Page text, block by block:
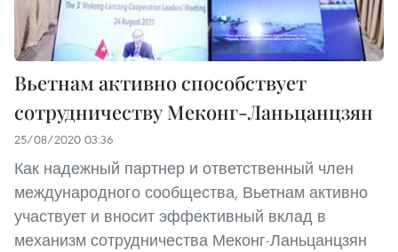
Вьетнам активно способствует
сотрудничеству Меконг-Ланьцанцзян
25/08/2020 03:36
Как надежный партнер и ответственный член
международного сообщества, Вьетнам активно
участвует и вносит эффективный вклад в
механизм сотрудничества Меконг-Ланьцанцзян